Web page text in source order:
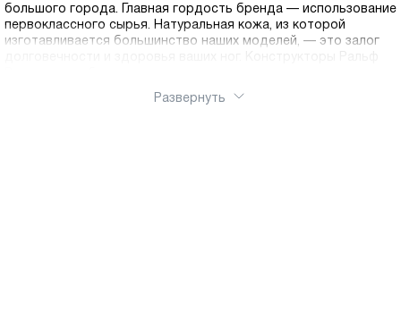
большого города. Главная гордость бренда — использование
первоклассного сырья. Натуральная кожа, из которой
изготавливается большинство наших моделей, — это залог
обеспечивает надежное сцепление с поверхностью,
Развернуть